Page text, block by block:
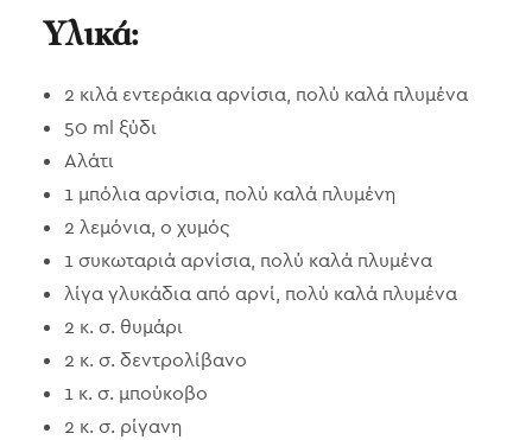
Υλικά:
2 κιλά εντεράκια αρνίσια, πολύ καλά πλυμένα
50 ml ξύδι
Αλάτι
1 μπόλια αρνίσια, πολύ καλά πλυμένη
2 λεμόνια, ο χυμός
1 συκωταριά αρνίσια, πολύ καλά πλυμένα
λίγα γλυκάδια από αρνί, πολύ καλά πλυμένα
2 κ. σ. θυμάρι
2 κ. σ. δεντρολίβανο
1 κ. σ. μπούκοβο
2 κ. σ. ρίγανη